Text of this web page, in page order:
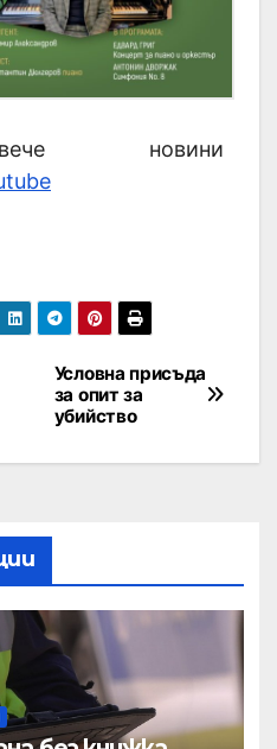
новини
Условна присъда
за опит за
убийство